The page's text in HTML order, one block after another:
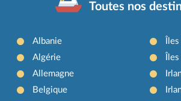
Toutes nos
Albanie
Algérie
Allemagne
Belgique